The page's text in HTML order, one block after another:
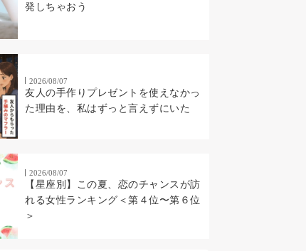
発しちゃおう
2026/08/07
友人の手作りプレゼントを使えなかっ
た理由を、私はずっと言えずにいた
2026/08/07
【星座別】この夏、恋のチャンスが訪
れる女性ランキング＜第４位〜第６位
＞